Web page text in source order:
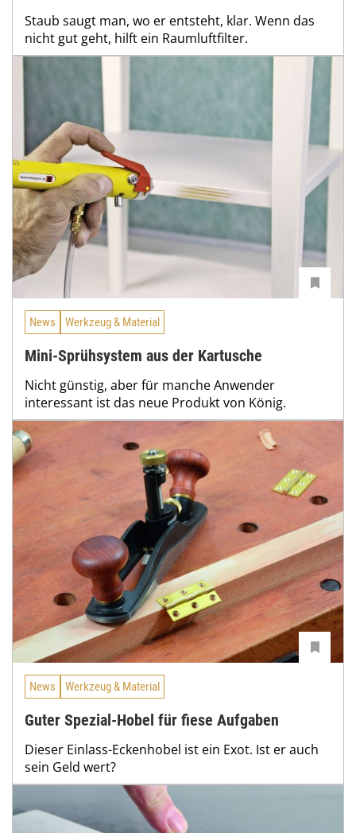
Staub saugt man, wo er entsteht, klar. Wenn das
nicht gut geht, hilft ein Raumluftfilter.
News Werkzeug & Material
Mini-Sprühsystem aus der Kartusche
Nicht günstig, aber für manche Anwender
interessant ist das neue Produkt von König.
News Werkzeug & Material
Guter Spezial-Hobel für fiese Aufgaben
Dieser Einlass-Eckenhobel ist ein Exot. Ist er auch
sein Geld wert?